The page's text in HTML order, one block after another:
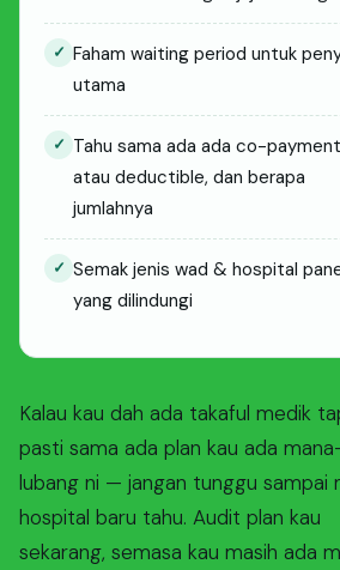
✓ Faham waiting period untuk
utama
✓ Tahu sama ada ada co-payment
atau deductible, dan berapa
jumlahnya
✓ Semak jenis wad & hospital
yang dilindungi
Kalau kau dah ada takaful medik
pasti sama ada plan kau ada
lubang ni — jangan tunggu sampai
hospital baru tahu. Audit plan kau
sekarang, semasa kau masih ada